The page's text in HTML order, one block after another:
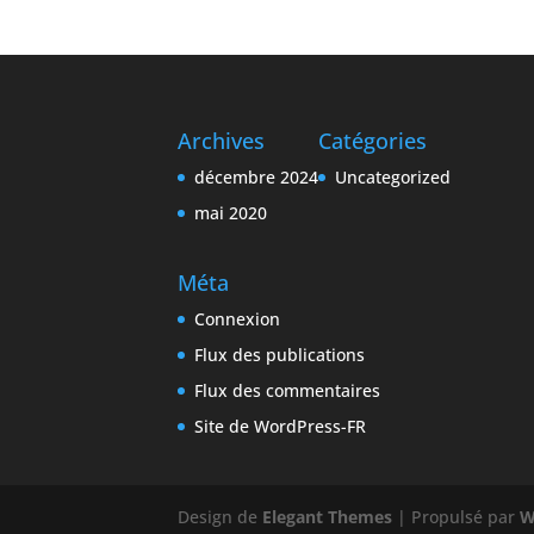
Archives
décembre 2024
mai 2020
Catégories
Uncategorized
Méta
Connexion
Flux des publications
Flux des commentaires
Site de WordPress-FR
Design de Elegant Themes | Propulsé par